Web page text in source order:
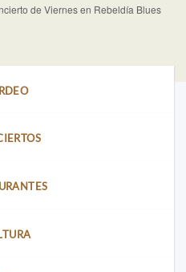
de Viernes en Rebeldía Blues